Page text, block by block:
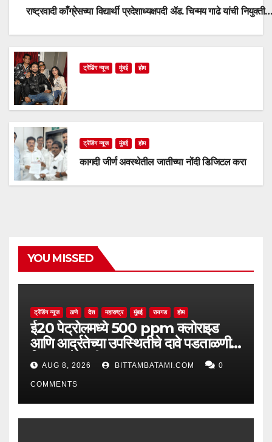
राष्ट्रवादी काँग्रेसच्या विद्यार्थी प्रदेशाध्यक्षपदी ॲड. चिन्मय गाढे यांची नियुक्ती…
ट्रेंडिंग न्यूज मुंबई होम
ट्रेंडिंग न्यूज मुंबई होम
कागदी जीर्ण अवस्थेतील जातीच्या नोंदी डिजिटल करा
YOU MISSED
ट्रेंडिंग न्यूज ठाणे देश महाराष्ट्र मुंबई रायगड होम
ई20 पेट्रोलमध्ये 500 ppm क्लोराइड
आणि आर्द्रतेच्या उपस्थितीचे दावे पडताळणीत
सिद्ध झाले नाहीत
AUG 8, 2026 BITTAMBATAMI.COM 0
COMMENTS